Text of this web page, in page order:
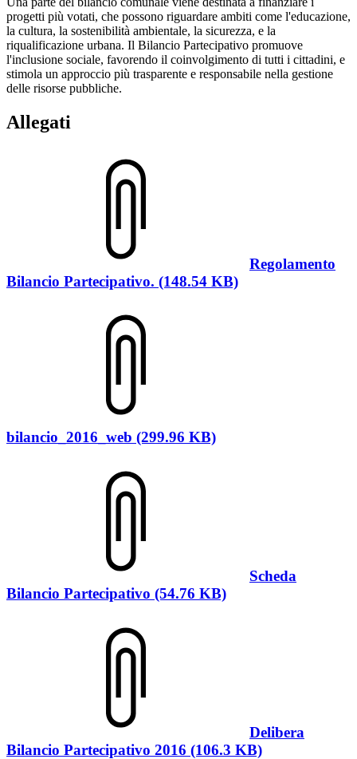
progetti più votati, che possono riguardare ambiti come l'educazione,
la cultura, la sostenibilità ambientale, la sicurezza, e la
riqualificazione urbana. Il Bilancio Partecipativo promuove
l'inclusione sociale, favorendo il coinvolgimento di tutti i cittadini, e
stimola un approccio più trasparente e responsabile nella gestione
delle risorse pubbliche.
Allegati
Regolamento
Bilancio Partecipativo. (148.54 KB)
bilancio_2016_web (299.96 KB)
Scheda
Bilancio Partecipativo (54.76 KB)
Delibera
Bilancio Partecipativo 2016 (106.3 KB)